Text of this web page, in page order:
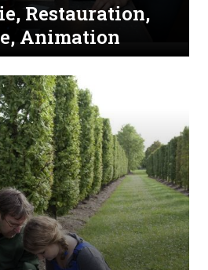
Restauration,
Animation